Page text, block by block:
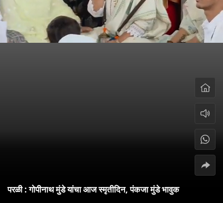
परळी : गोपीनाथ मुंडे यांचा आज स्मृतीदिन, पंकजा मुंडे भावुक